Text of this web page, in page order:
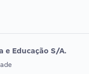
DE ORDEM
e Educação S/A.